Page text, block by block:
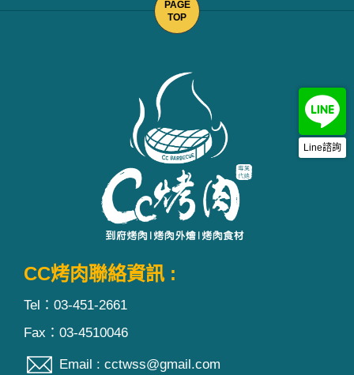
Line諮詢
CC烤肉聯絡資訊 :
Tel：03-451-2661
Fax：03-4510046
Email : cctwss@gmail.com